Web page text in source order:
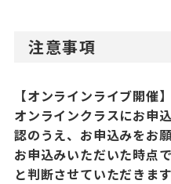
注意事項
【オンラインライブ開催】
オンラインクラスにお申
認のうえ、お申込みをお願
お申込みいただいた時点
と判断させていただきます